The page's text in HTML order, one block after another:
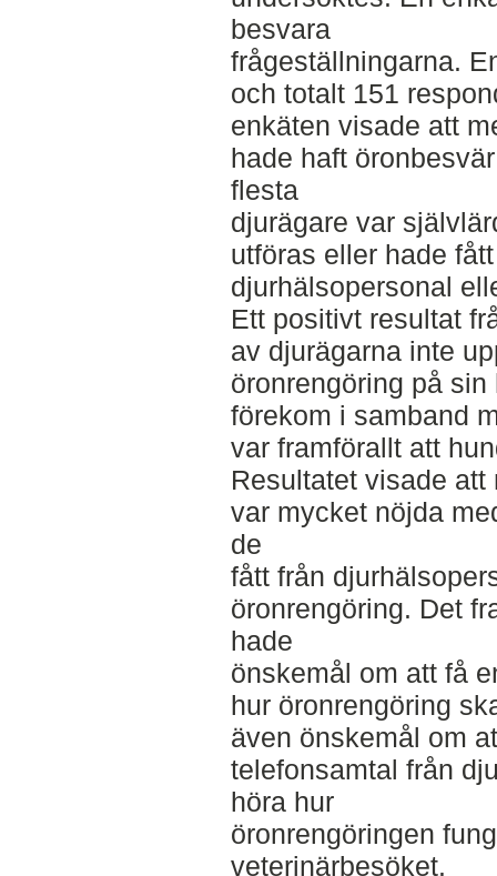
besvara
frågeställningarna.
och totalt 151
enkäten visade att
hade haft
flesta
djurägare var
utföras eller hade
djurhälsopersonal
Ett positivt resultat
av djurägarna inte
öronrengöring på
förekom i samband
var framförallt att
Resultatet visade
var mycket nöjda
de
fått från
öronrengöring. Det
hade
önskemål om att få
hur öronrengöring
även önskemål om
telefonsamtal från
höra hur
öronrengöringen
veterinärbesöket.